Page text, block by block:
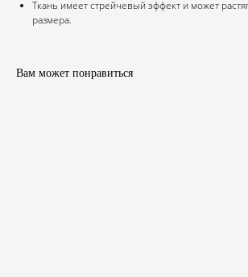
Ткань имеет стрейчевый эффект и может
размера.
Вам может понравиться